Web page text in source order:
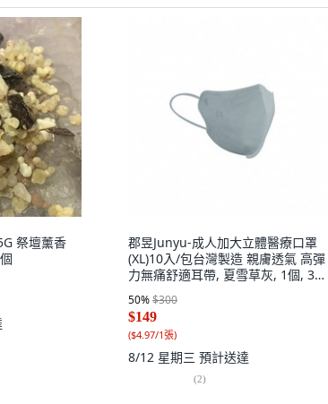
祭壇薰香
郡昱Junyu-成人加大立體醫療口罩
(XL)10入/包台灣製造 親膚透氣 高彈
力無痛舒適耳帶, 夏雪草灰, 1個, 30
50%$300
$149
($4.97/1張)
8/12 星期三 預計送達
(2)